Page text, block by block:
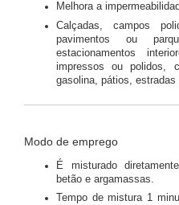
Melhora a
Calçadas, campos
pavimentos ou
estacionamentos
impressos ou polidos,
gasolina, pátios, estradas
Modo de emprego
É misturado
betão e argamassas.
Tempo de mistura 1